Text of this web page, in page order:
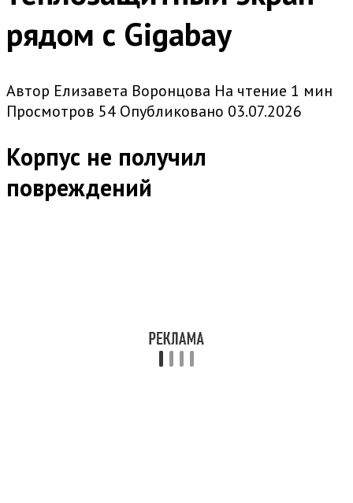
рядом с Gigabay
Автор Елизавета Воронцова На чтение 1 мин
Просмотров 54 Опубликовано 03.07.2026
Корпус не получил
повреждений